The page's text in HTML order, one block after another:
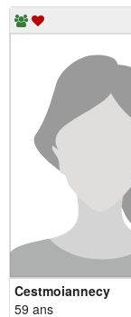
Cestmoiannecy
59 ans